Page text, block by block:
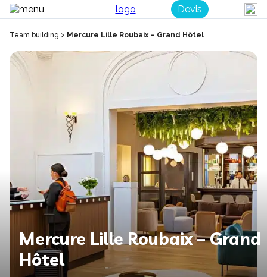
Devis
Team building > Mercure Lille Roubaix – Grand Hôtel
Mercure Lille Roubaix – Grand
Hôtel